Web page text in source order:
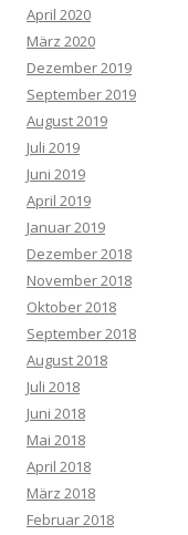
April 2020
März 2020
Dezember 2019
September 2019
August 2019
Juli 2019
Juni 2019
April 2019
Januar 2019
Dezember 2018
November 2018
Oktober 2018
September 2018
August 2018
Juli 2018
Juni 2018
Mai 2018
April 2018
März 2018
Februar 2018